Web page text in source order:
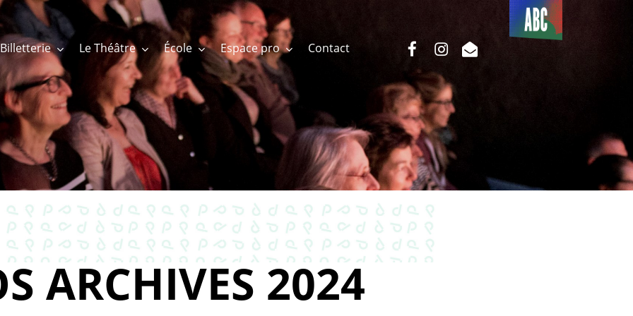
Billetterie Le Théâtre École Espace pro Contact
Du côté
de l’ABC
facebookinstagram
email
ARCHIVES 2024